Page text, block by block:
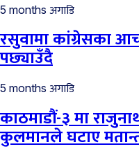
5 months अगाडि
रसुवामा कांग्रेसका
पछ्याउँदै
5 months अगाडि
काठमाडौं-३ मा
कुलमानले घटाए